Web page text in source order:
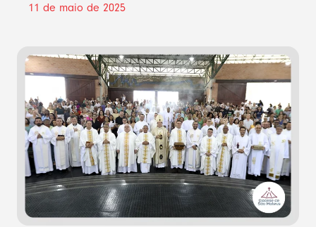
11 de maio de 2025